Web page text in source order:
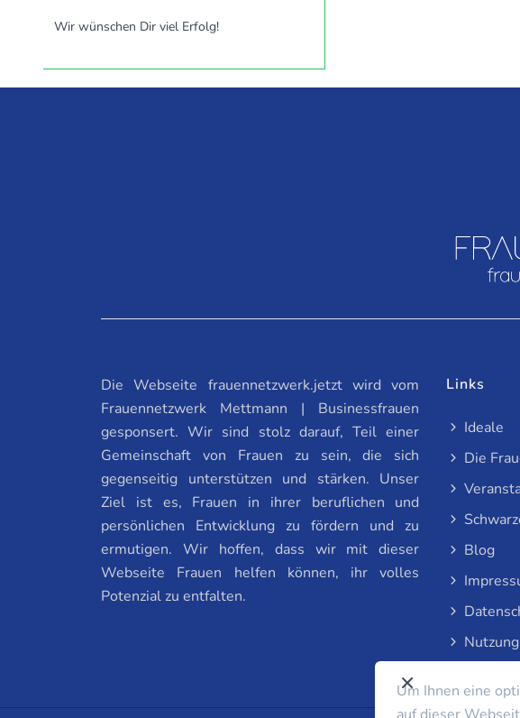
Wir wünschen Dir viel Erfolg!
Die Webseite frauennetzwerk.jetzt wird vom
Frauennetzwerk Mettmann | Businessfrauen
gesponsert. Wir sind stolz darauf, Teil einer
Gemeinschaft von Frauen zu sein, die sich
gegenseitig unterstützen und stärken. Unser
Ziel ist es, Frauen in ihrer beruflichen und
persönlichen Entwicklung zu fördern und zu
ermutigen. Wir hoffen, dass wir mit dieser
Webseite Frauen helfen können, ihr volles
Potenzial zu entfalten.
Links
Ideale
Die
Blog
Um Ihnen eine